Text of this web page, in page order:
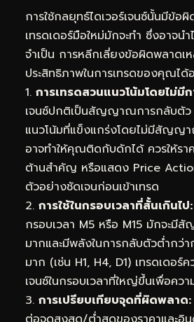
การใช้กลยุทธ์ไดเวอร์เจนซ์นั้นมีข้อ
เทรดเดอร์มือใหม่มักจะทำ ซึ่งอาจน
จำเป็น การหลีกเลี่ยงข้อผิดพลาดเ
ประสิทธิภาพในการเทรดของคุณได้
1. การเทรดสวนแนวโน้มโดยไม่มี
เจนซ์ปกติเป็นสัญญาณการกลับตัว
แนวโน้มที่แข็งแกร่งโดยไม่มีสัญญ
อาจทำให้คุณติดกับดักได้ ควรให้รา
ต้านสำคัญ หรือแสดง Price
ตัวอย่างชัดเจนก่อนเข้าเทรด
2. การใช้ในกรอบเวลาที่สั้นเกินไป:
กรอบเวลา M5 หรือ M15 มักจะ
มากและมีพลังในการกลับตัวต่ำกว่
มาก (เช่น H1, H4, D1) เทรดเดอร์ค
เจนซ์ในกรอบเวลาที่ใหญ่ขึ้นเพื่อคว
3. การเปรียบเทียบจุดที่ผิดพลาด: